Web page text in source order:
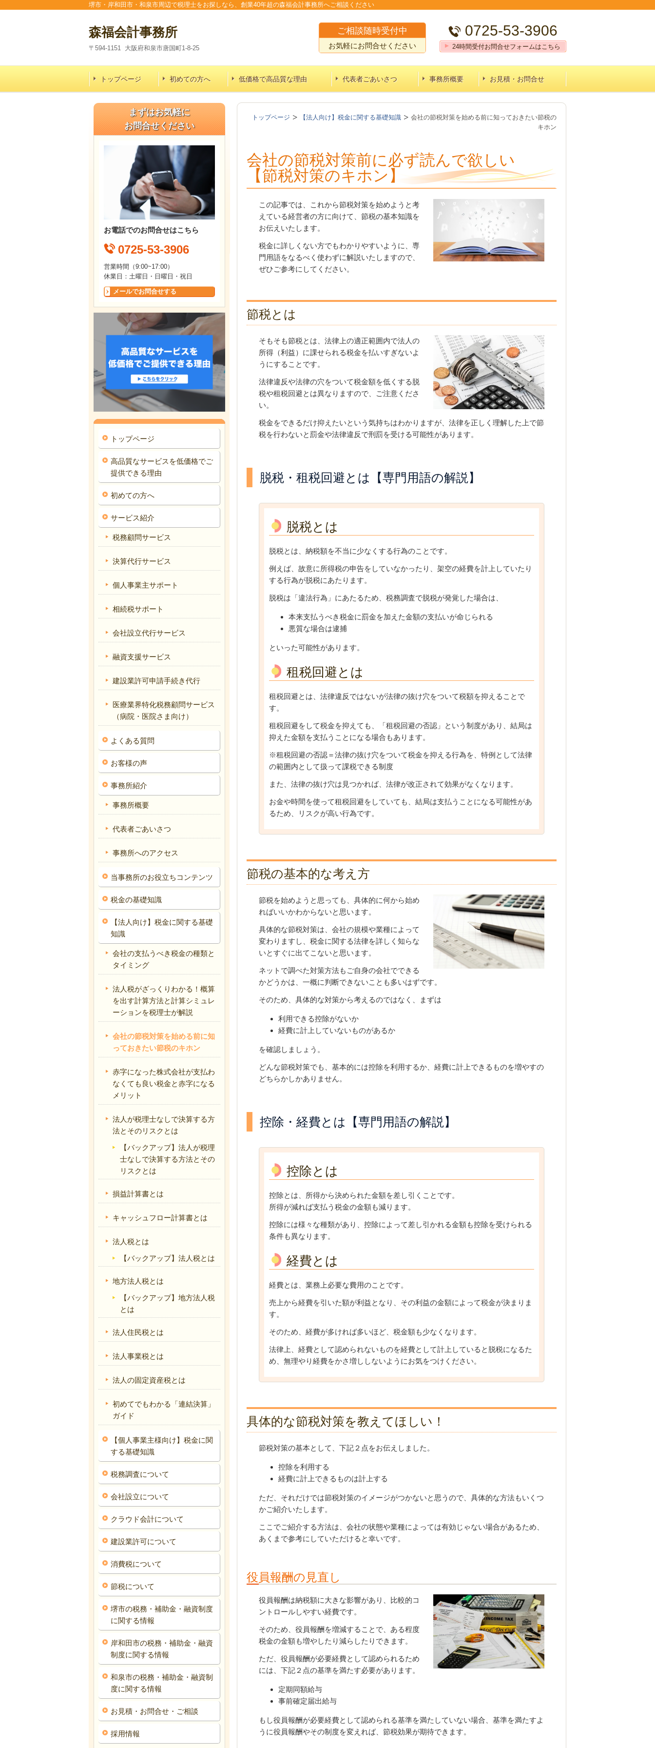
堺市・岸和田市・和泉市周辺で税理士をお探しなら、 創業40年超の森福会計事務所へご相談ください
森福会計事務所
〒594-1151 大阪府和泉市唐国町1-8-25
ご相談随時受付中
お気軽にお問合せください
0725-53-3906
24時間受付お問合せフォームはこちら
トップページ 初めての方へ 低価格で高品質な理由 代表者ごあいさつ 事務所概要 お見積・お問合せ
トップページ 【法人向け】税金に関する基礎知識
会社の節税対策を始める前に知っておきたい節税の
キホン
会社の節税対策前に必ず読んで欲しい
【節税対策のキホン】
この記事では、これから節税対策を始めようと考
えている経営者の方に向けて、節税の基本知識を
お伝えいたします。
税金に詳しくない方でもわかりやすいように、専
門用語をなるべく使わずに解説いたしますので、
ぜひご参考にしてください。
節税とは
そもそも節税とは、法律上の適正範囲内で法人の
所得（利益）に課せられる税金を払いすぎないよ
うにすることです。
法律違反や法律の穴をついて税金額を低くする脱
税や租税回避とは異なりますので、ご注意くださ
い。
税金をできるだけ抑えたいという気持ちはわかりますが、法律を正しく理解した上で節
税を行わないと罰金や法律違反で刑罰を受ける可能性があります。
脱税・租税回避とは【専門用語の解説】
脱税とは
脱税とは、納税額を不当に少なくする行為のことです。
例えば、故意に所得税の申告をしていなかったり、架空の経費を計上していたり
する行為が脱税にあたります。
脱税は「違法行為」にあたるため、税務調査で脱税が発覚した場合は、
本来支払うべき税金に罰金を加えた金額の支払いが命じられる
悪質な場合は逮捕
といった可能性があります。
租税回避とは
租税回避とは、法律違反ではないが法律の抜け穴をついて税額を抑えることで
す。
租税回避をして税金を抑えても、「租税回避の否認」という制度があり、結局は
抑えた金額を支払うことになる場合もあります。
※租税回避の否認＝法律の抜け穴をついて税金を抑える行為を、特例として法律
の範囲内として扱って課税できる制度
また、法律の抜け穴は見つかれば、法律が改正されて効果がなくなります。
お金や時間を使って租税回避をしていても、結局は支払うことになる可能性があ
るため、リスクが高い行為です。
節税の基本的な考え方
節税を始めようと思っても、具体的に何から始め
ればいいかわからないと思います。
具体的な節税対策は、会社の規模や業種によって
変わりますし、税金に関する法律を詳しく知らな
いとすぐに出てこないと思います。
ネットで調べた対策方法もご自身の会社でできる
かどうかは、一概に判断できないことも多いはずです。
そのため、具体的な対策から考えるのではなく、まずは
利用できる控除がないか
経費に計上していないものがあるか
を確認しましょう。
どんな節税対策でも、基本的には控除を利用するか、経費に計上できるものを増やすの
どちらかしかありません。
控除・経費とは【専門用語の解説】
控除とは
控除とは、所得から決められた金額を差し引くことです。
所得が減れば支払う税金の金額も減ります。
控除には様々な種類があり、控除によって差し引かれる金額も控除を受けられる
条件も異なります。
経費とは
経費とは、業務上必要な費用のことです。
売上から経費を引いた額が利益となり、その利益の金額によって税金が決まりま
す。
そのため、経費が多ければ多いほど、税金額も少なくなります。
法律上、経費として認められないものを経費として計上していると脱税になるた
め、無理やり経費をかさ増ししないようにお気をつけください。
具体的な節税対策を教えてほしい！
節税対策の基本として、下記２点をお伝えしました。
控除を利用する
経費に計上できるものは計上する
ただ、それだけでは節税対策のイメージがつかないと思うので、具体的な方法もいくつ
かご紹介いたします。
ここでご紹介する方法は、会社の状態や業種によっては有効じゃない場合があるため、
あくまで参考にしていただけると幸いです。
役員報酬の見直し
役員報酬は納税額に大きな影響があり、比較的コ
ントロールしやすい経費です。
そのため、役員報酬を増減することで、ある程度
税金の金額も増やしたり減らしたりできます。
ただ、役員報酬が必要経費として認められるため
には、下記２点の基準を満たす必要があります。
定期同額給与
事前確定届出給与
もし役員報酬が必要経費として認められる基準を満たしていない場合、基準を満たすよ
うに役員報酬やその制度を変えれば、節税効果が期待できます。
まずはお気軽に
お問合せください
お電話でのお問合せはこちら
0725-53-3906
営業時間（9:00~17:00）
休業日：土曜日・日曜日・祝日
メールでお問合せする
トップページ
高品質なサービスを低価格でご
提供できる理由
初めての方へ
サービス紹介
税務顧問サービス
決算代行サービス
個人事業主サポート
相続税サポート
会社設立代行サービス
融資支援サービス
建設業許可申請手続き代行
医療業界特化税務顧問サービス
（病院・医院さま向け）
よくある質問
お客様の声
事務所紹介
事務所概要
代表者ごあいさつ
事務所へのアクセス
当事務所のお役立ちコンテンツ
税金の基礎知識
【法人向け】税金に関する基礎
知識
会社の支払うべき税金の種類と
タイミング
法人税がざっくりわかる！概算
を出す計算方法と計算シミュレ
ーションを税理士が解説
会社の節税対策を始める前に知
っておきたい節税のキホン
赤字になった株式会社が支払わ
なくても良い税金と赤字になる
メリット
法人が税理士なしで決算する方
法とそのリスクとは
【バックアップ】法人が税理
士なしで決算する方法とその
リスクとは
損益計算書とは
キャッシュフロー計算書とは
法人税とは
【バックアップ】法人税とは
地方法人税とは
【バックアップ】地方法人税
とは
法人住民税とは
法人事業税とは
法人の固定資産税とは
初めてでもわかる「連結決算」
ガイド
【個人事業主様向け】税金に関
する基礎知識
税務調査について
会社設立について
クラウド会計について
建設業許可について
消費税について
節税について
堺市の税務・補助金・融資制度
に関する情報
岸和田市の税務・補助金・融資
制度に関する情報
和泉市の税務・補助金・融資制
度に関する情報
お見積・お問合せ・ご相談
採用情報